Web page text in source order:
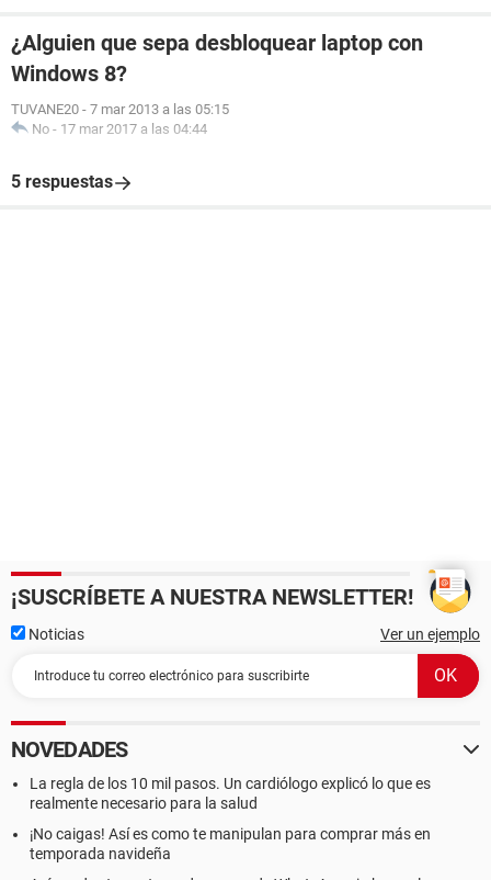
¿Alguien que sepa desbloquear laptop con
Windows 8?
TUVANE20 - 7 mar 2013 a las 05:15
No - 17 mar 2017 a las 04:44
5 respuestas
¡SUSCRÍBETE A NUESTRA NEWSLETTER!
Noticias Ver un ejemplo
NOVEDADES
La regla de los 10 mil pasos. Un cardiólogo explicó lo que es
realmente necesario para la salud
¡No caigas! Así es como te manipulan para comprar más en
temporada navideña